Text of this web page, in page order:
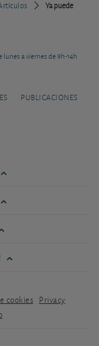
Ya puede
lunes a viernes de 9h-14h
PUBLICACIONES
cookies Privacy